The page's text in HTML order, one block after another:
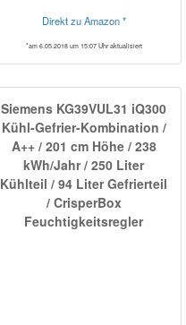
Direkt zu Amazon *
*am 6.05.2018 um 15:07 Uhr aktualisiert
Siemens KG39VUL31 iQ300
Kühl-Gefrier-Kombination /
A++ / 201 cm Höhe / 238
kWh/Jahr / 250 Liter
Kühlteil / 94 Liter Gefrierteil
/ CrisperBox
Feuchtigkeitsregler